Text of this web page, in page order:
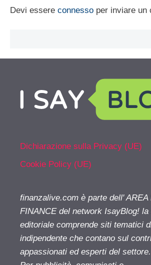
Devi essere connesso per inviare un
Dichiarazione sulla Privacy (UE)
Cookie Policy (UE)
finanzalive.com è parte dell' AREA
FINANCE del network IsayBlog!
editoriale comprende siti tematici
indipendente che contano sul
appassionati ed esperti del settore.